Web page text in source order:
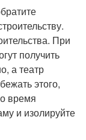
При
получить
а театр
этого,
время
и изолируйте